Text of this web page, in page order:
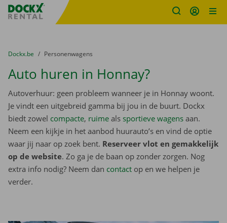
Fratello DEMO
U bevindt zich hier:
van
Dockx.be naar
Personenwagens
Auto huren in Honnay?
Autoverhuur: geen probleem wanneer je in Honnay woont.
Je vindt een uitgebreid gamma bij jou in de buurt. Dockx
biedt zowel compacte, ruime als sportieve wagens aan.
Neem een kijkje in het aanbod huurauto’s en vind de optie
waar jij naar op zoek bent. Reserveer vlot en gemakkelijk
op de website. Zo ga je de baan op zonder zorgen. Nog
extra info nodig? Neem dan contact op en we helpen je
verder.